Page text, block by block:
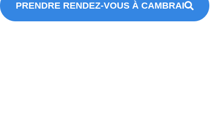
PRENDRE RENDEZ-VOUS À CAMBRAI